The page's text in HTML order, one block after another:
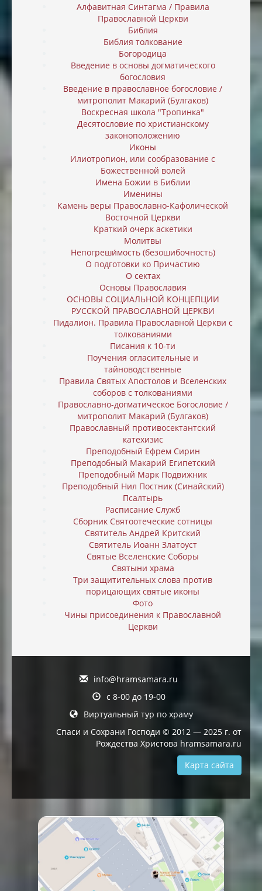
Алфавитная Синтагма / Правила
Православной Церкви
Библия
Библия толкование
Богородица
Введение в основы догматического
богословия
Введение в православное богословие /
митрополит Макарий (Булгаков)
Воскресная школа "Тропинка"
Десятословие по христианскому
законоположению
Иконы
Илиотропион, или cообразование с
Божественной волей
Имена Божии в Библии
Именины
Камень веры Православно-Кафолической
Восточной Церкви
Краткий очерк аскетики
Молитвы
Непогреши́мость (безошибочность)
О подготовки ко Причастию
О сектах
Основы Православия
ОСНОВЫ СОЦИАЛЬНОЙ КОНЦЕПЦИИ
РУССКОЙ ПРАВОСЛАВНОЙ ЦЕРКВИ
Пидалион. Правила Православной Церкви с
толкованиями
Писания к 10-ти
Поучения огласительные и
тайноводственные
Правила Святых Апостолов и Вселенских
соборов с толкованиями
Православно-догматическое Богословие /
митрополит Макарий (Булгаков)
Православный противосектантский
катехизис
Преподобный Ефрем Сирин
Преподобный Макарий Египетский
Преподобный Марк Подвижник
Преподобный Нил Постник (Синайский)
Псалтырь
Расписание Служб
Сборник Святоотеческие сотницы
Святитель Андрей Критский
Святитель Иоанн Златоуст
Святые Вселенские Соборы
Святыни храма
Три защитительных слова против
порицающих святые иконы
Фото
Чины присоединения к Православной
Церкви
info@hramsamara.ru
с 8-00 до 19-00
Виртуальный тур по храму
Спаси и Сохрани Господи © 2012 — 2025 г. от
Рождества Христова hramsamara.ru
Карта сайта